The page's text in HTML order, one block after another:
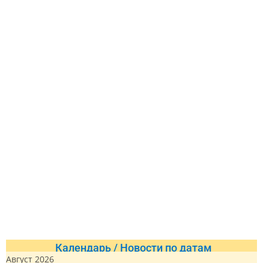
Календарь / Новости по датам
Август 2026